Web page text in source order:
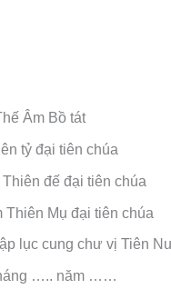
Âm Bồ tát
tỷ đại tiên chúa
đế đại tiên chúa
Mụ đại tiên chúa
lục cung chư vị Tiên
….. năm ……